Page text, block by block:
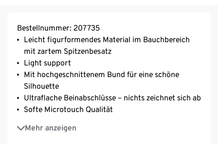
Bestellnummer: 207735
Leicht figurformendes Material im Bauchbereich
mit zartem Spitzenbesatz
Light support
Mit hochgeschnittenem Bund für eine schöne
Silhouette
Ultraflache Beinabschlüsse – nichts zeichnet sich ab
Softe Microtouch Qualität
Mehr anzeigen
Mit hochwertigem Markenelasthan für
Langlebigkeit und hohe Waschbeständigkeit